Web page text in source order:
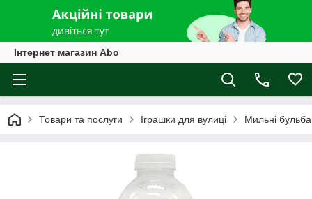
Інтернет магазин Abo
Товари та послуги Іграшки для вулиці Мильні